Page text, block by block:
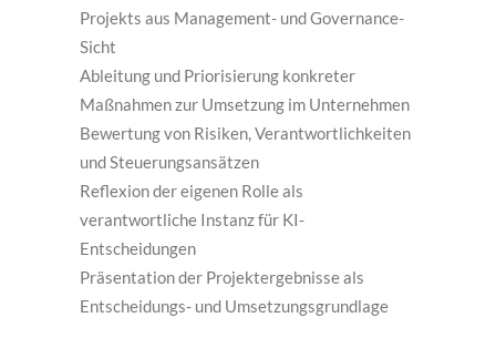
Projekts aus Management- und Governance-
Sicht
Ableitung und Priorisierung konkreter
Maßnahmen zur Umsetzung im Unternehmen
Bewertung von Risiken, Verantwortlichkeiten
und Steuerungsansätzen
Reflexion der eigenen Rolle als
verantwortliche Instanz für KI-
Entscheidungen
Präsentation der Projektergebnisse als
Entscheidungs- und Umsetzungsgrundlage